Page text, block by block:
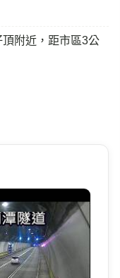
附近，距市區3公